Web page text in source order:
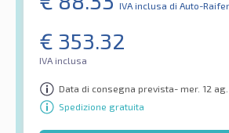
IVA inclusa di Auto-
€ 353.32
IVA inclusa
Data di consegna prevista- mer. 12 ag.
Spedizione gratuita